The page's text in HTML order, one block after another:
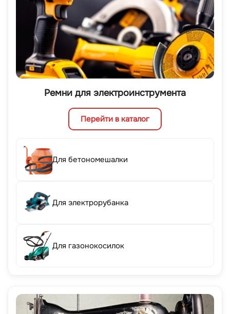
Ремни для электроинструмента
Перейти в каталог
Для бетономешалки
Для электрорубанка
Для газонокосилок